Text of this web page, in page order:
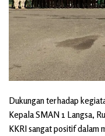
Dukungan terhadap
Kepala SMAN 1 Langsa,
KKRI sangat positif dalam